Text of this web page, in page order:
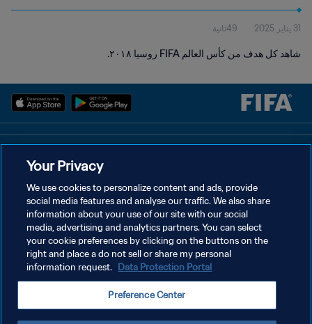
31 يناير 2025 49ثانية
شاهد كل هدف من كأس العالم FIFA روسيا ٢٠١٨.
إدارة تفضيلات ملفات تعريف الارتباط
حقوق النشر والطبع والتأليف © ١٩٩٤ - ٢٠٢٦ FIFA. جميع الحقوق محفوظة.
Your Privacy
We use cookies to personalize content and ads, provide
social media features and analyse our traffic. We also share
information about your use of our site with our social
media, advertising and analytics partners. You can select
your cookie preferences by clicking on the buttons on the
right and place a do not sell or share my personal
information request. Data Protection Portal
Preference Center